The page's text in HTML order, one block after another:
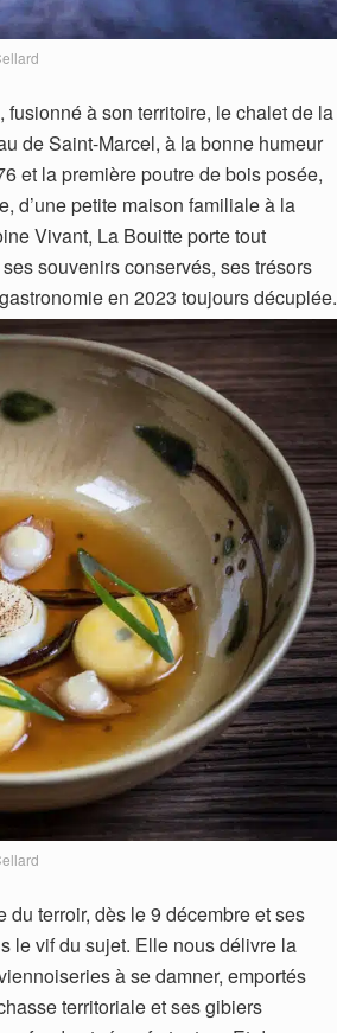
à son territoire, le chalet de la
de Saint-Marcel, à la bonne humeur
et la première poutre de bois posée,
d’une petite maison familiale à la
Vivant, La Bouitte porte tout
souvenirs conservés, ses trésors
en 2023 toujours décuplée.
du terroir, dès le 9 décembre et ses
le vif du sujet. Elle nous délivre la
à se damner, emportés
territoriale et ses gibiers